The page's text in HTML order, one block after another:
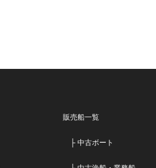
販売船一覧
├ 中古ボート